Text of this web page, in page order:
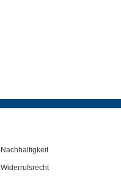
Nachhaltigkeit
Widerrufsrecht